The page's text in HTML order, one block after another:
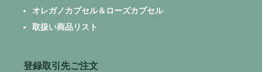
オレガノカプセル＆ローズカプセル
取扱い商品リスト
登録取引先ご注文